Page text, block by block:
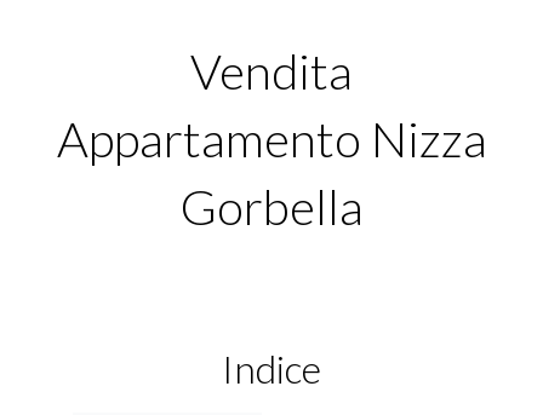
Vendita
Appartamento Nizza
Gorbella
Indice